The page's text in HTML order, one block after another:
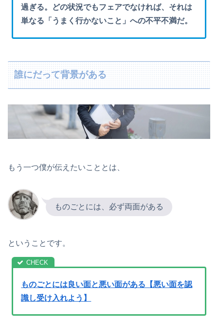
過ぎる。どの状況でもフェアでなければ、それは
単なる「うまく行かないこと」への不平不満だ。
誰にだって背景がある
もう一つ僕が伝えたいこととは、
ものごとには、必ず両面がある
ということです。
ものごとには良い面と悪い面がある【悪い面を認
識し受け入れよう】